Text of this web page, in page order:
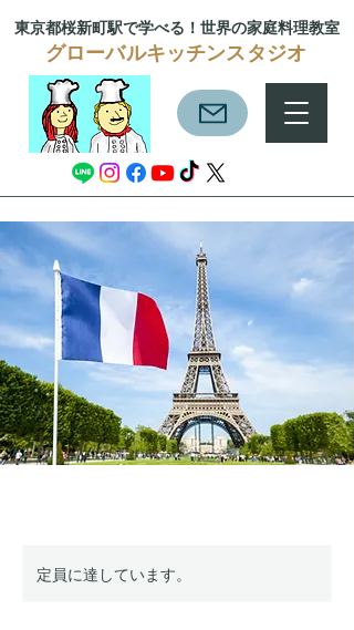
東京都桜新町駅で学べる！ 世界の家庭料理教室
グローバルキッチンスタジオ
定員に達しています。